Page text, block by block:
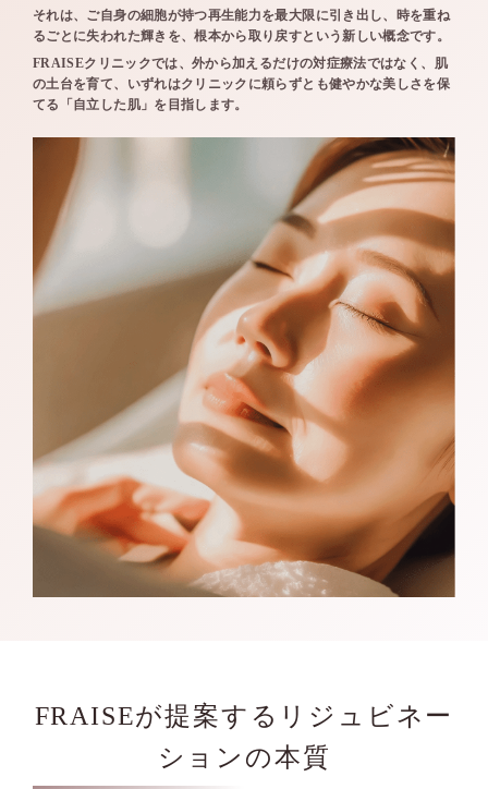
それは、ご自身の細胞が持つ再生能力を最大限に引き出し、時を重ね
るごとに失われた輝きを、根本から取り戻すという新しい概念です。
FRAISEクリニックでは、外から加えるだけの対症療法ではなく、肌
の土台を育て、いずれはクリニックに頼らずとも健やかな美しさを保
てる「自立した肌」を目指します。
FRAISEが提案するリジュビネー
ションの本質